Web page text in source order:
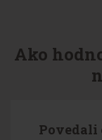
Ako
Povedali